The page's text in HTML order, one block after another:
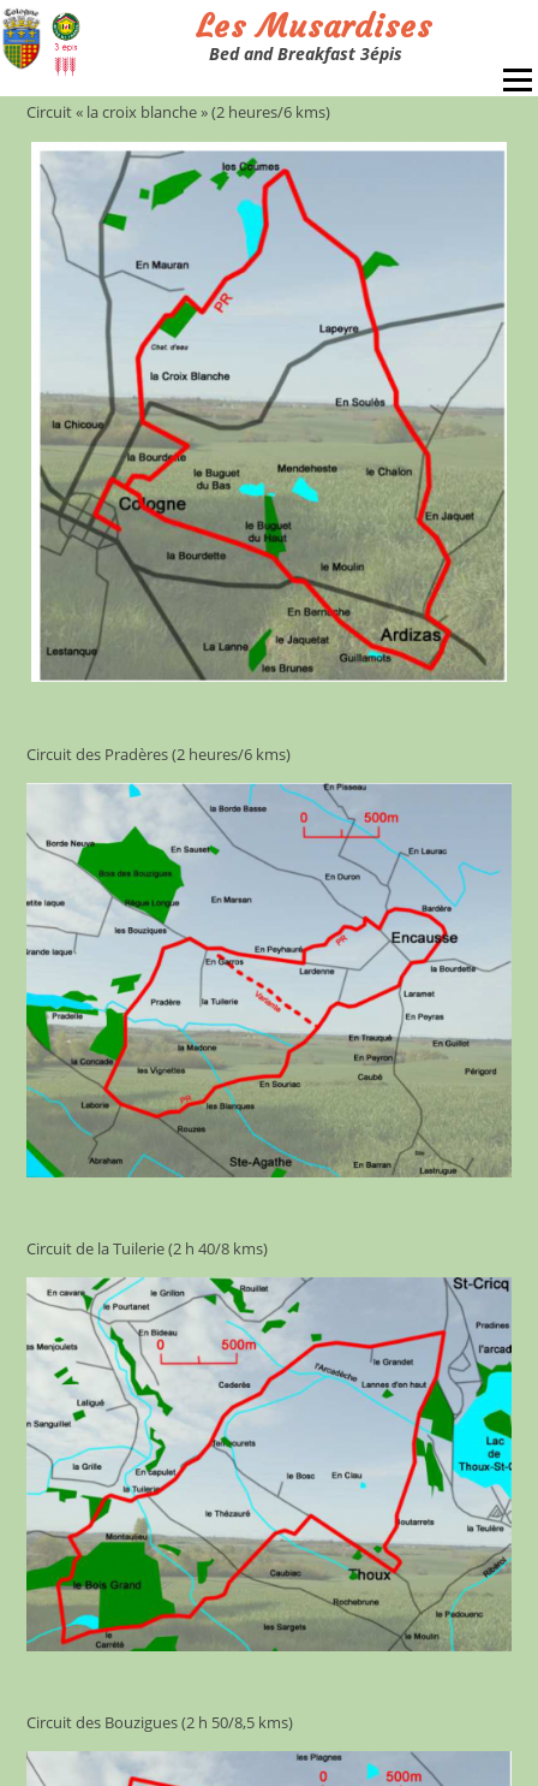
Skip
to
content
Les Musardises
Bed and Breakfast 3épis
Menu
Circuit « la croix blanche » (2 heures/6 kms)
Circuit des Pradères (2 heures/6 kms)
Circuit de la Tuilerie (2 h 40/8 kms)
Circuit des Bouzigues (2 h 50/8,5 kms)